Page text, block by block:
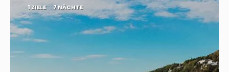
1 ZIELE 7 NÄCHTE